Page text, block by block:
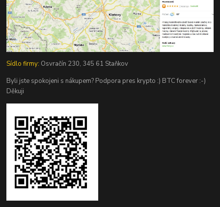
Sídlo firmy: Osvračín 230, 345 61 Staňkov
Byli jste spokojeni s nákupem? Podpora pres krypto :) BTC forever :-)
Děkuji